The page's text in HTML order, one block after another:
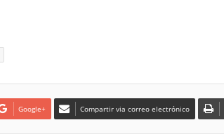
Google+ Compartir via correo electrónico